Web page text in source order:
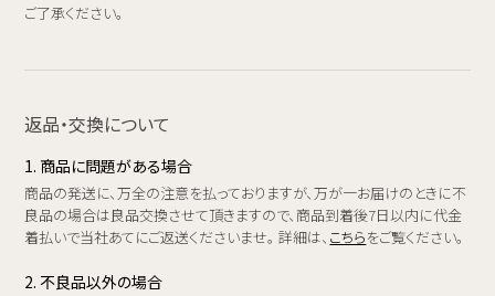
ご了承ください。
返品・交換について
1. 商品に問題がある場合
商品の発送に、万全の注意を払っておりますが、万が一お届けのときに不
良品の場合は良品交換させて頂きますので、商品到着後7日以内に代金
着払いで当社あてにご返送くださいませ。 詳細は、 こちらをご覧ください。
2. 不良品以外の場合